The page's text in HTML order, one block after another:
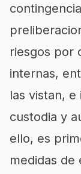
riesgos por
internas,
las vistan,
custodia y
ello, es
medidas de